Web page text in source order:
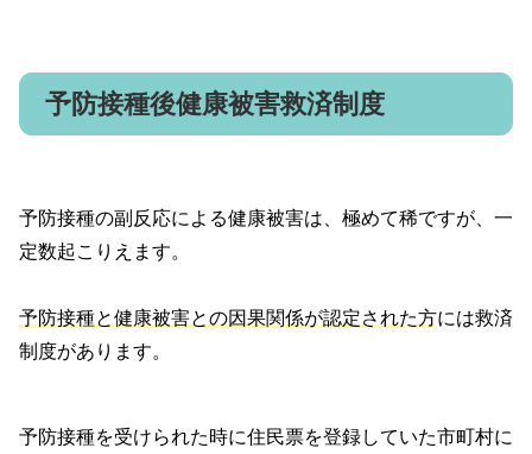
予防接種後健康被害救済制度
予防接種の副反応による健康被害は、極めて稀ですが、一
定数起こりえます。
予防接種と健康被害との因果関係が認定された方には救済
制度があります。
予防接種を受けられた時に住民票を登録していた市町村に